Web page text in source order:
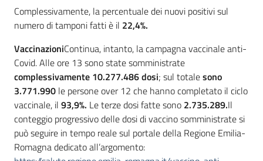
Complessivamente, la percentuale dei nuovi positivi sul
numero di tamponi fatti è il 22,4%.
VaccinazioniContinua, intanto, la campagna vaccinale anti-
Covid. Alle ore 13 sono state somministrate
complessivamente 10.277.486 dosi; sul totalesono
3.771.990 le persone over 12 che hanno completato il ciclo
vaccinale, il 93,9%. Le terze dosi fatte sono 2.735.289.Il
conteggio progressivo delle dosi di vaccino somministrate si
può seguire in tempo reale sul portale della Regione Emilia-
Romagna dedicato all’argomento: